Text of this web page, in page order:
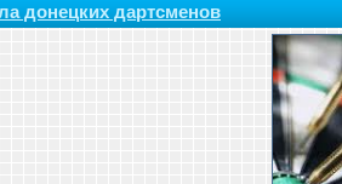
донецких дартсменов